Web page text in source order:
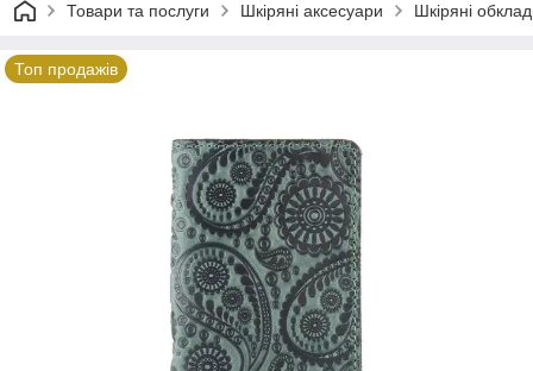
Товари та послуги Шкіряні аксесуари Шкіряні
Топ продажів